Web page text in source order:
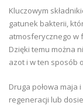
Kluczowym
gatunek bakterii,
atmosferycznego w
Dzięki temu można
azot i w ten sposób
Druga połowa
regeneracji lub